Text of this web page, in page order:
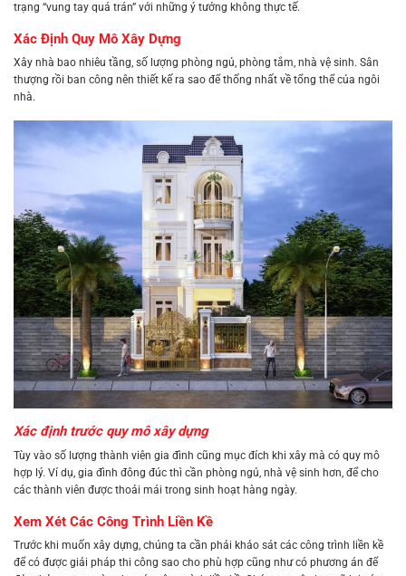
trạng “vung tay quá trán” với những ý tưởng không thực tế.
Xác Định Quy Mô Xây Dựng
Xây nhà bao nhiêu tầng, số lượng phòng ngủ, phòng tắm, nhà vệ sinh. Sân
thượng rồi ban công nên thiết kế ra sao để thống nhất về tổng thể của ngôi
nhà.
Xác định trước quy mô xây dựng
Tùy vào số lượng thành viên gia đình cũng mục đích khi xây mà có quy mô
hợp lý. Ví dụ, gia đình đông đúc thì cần phòng ngủ, nhà vệ sinh hơn, để cho
các thành viên được thoải mái trong sinh hoạt hàng ngày.
Xem Xét Các Công Trình Liền Kề
Trước khi muốn xây dựng, chúng ta cần phải khảo sát các công trình liền kề
để có được giải pháp thi công sao cho phù hợp cũng như có phương án để